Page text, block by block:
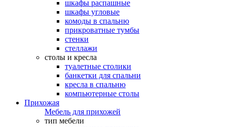
шкафы распашные
шкафы угловые
комоды в спальню
прикроватные тумбы
стенки
стеллажи
столы и кресла
туалетные столики
банкетки для спальни
кресла в спальню
компьютерные столы
Прихожая
Мебель для прихожей
тип мебели